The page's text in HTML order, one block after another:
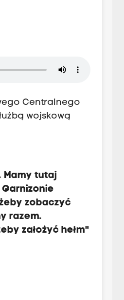
Centralnego
wojskową
Mamy tutaj
zobaczyć
razem.
założyć hełm"